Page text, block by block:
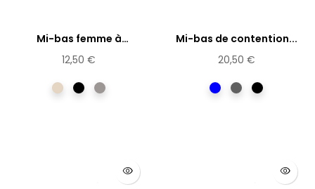
Mi-bas femme à
compression...
12,50 €
daimNoir vison
Mi-bas de contention...
20,50 €
Bleu Gris Noir